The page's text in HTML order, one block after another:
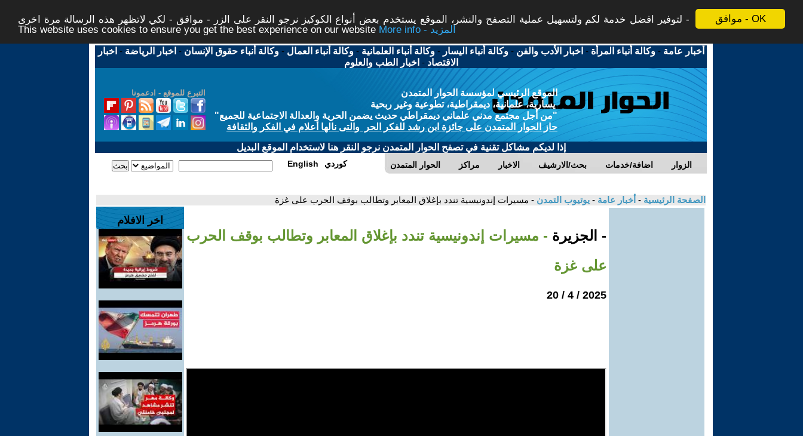
موافق - OK
لتوفير افضل خدمة لكم ولتسهيل عملية التصفح والنشر، الموقع يستخدم بعض أنواع الكوكيز نرجو النقر على الزر - موافق - لكي لاتظهر هذه الرسالة مرة اخرى -
This website uses cookies to ensure you get the best experience on our website
More info - المزيد
أخبار عامة -وكالة أنباء المرأة - اخبار الأدب والفن -وكالة أنباء اليسار -وكالة أنباء العلمانية -وكالة أنباء العمال -وكالة أنباء حقوق الإنسان - اخبار الرياضة - اخبار
الاقتصاد - اخبار الطب والعلوم
التبرع للموقع - ادعمونا
الموقع الرئيسي لمؤسسة الحوار المتمدن
يسارية، علمانية، ديمقراطية، تطوعية وغير ربحية
"من أجل مجتمع مدني علماني ديمقراطي حديث يضمن الحرية والعدالة الاجتماعية للجميع"
حاز الحوار المتمدن على جائزة ابن رشد للفكر الحر والتى نالها أعلام في الفكر والثقافة
إذا لديكم مشاكل تقنية في تصفح الحوار المتمدن نرجو النقر هنا لاستخدام الموقع البديل
الحوار المتمدن مراكز الاخبار بحث/الارشيف اضافة/خدمات الزوار English كوردي
الصفحة الرئيسية - أخبار عامة - يوتيوب التمدن - مسيرات إندونيسية تندد بإغلاق المعابر وتطالب بوقف الحرب على غزة
- الجزيرة - مسيرات إندونيسية تندد بإغلاق المعابر وتطالب بوقف الحرب
على غزة
2025 / 4 / 20
اخر الافلام